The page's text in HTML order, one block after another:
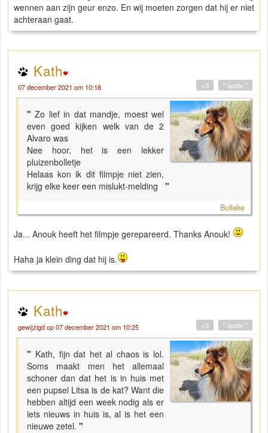
wennen aan zijn geur enzo. En wij moeten zorgen dat hij er niet
achteraan gaat.
Kath
07 december 2021 om 10:18 " quote "
+0
"Zo lief in dat mandje, moest wel
even goed kijken welk van de 2
Alvaro was
Nee hoor, het is een lekker
pluizenbolletje
Helaas kon ik dit filmpje niet zien,
krijg elke keer een mislukt-melding
"
Bulleke
Ja... Anouk heeft het filmpje gerepareerd. Thanks Anouk!
Haha ja klein ding dat hij is.
Kath
gewijzigd op 07 december 2021 om 10:25 " quote "
+0
" Kath, fijn dat het al chaos is lol.
Soms maakt men het allemaal
schoner dan dat het is in huis met
een pupsel Litsa is de kat? Want die
hebben altijd een week nodig als er
iets nieuws in huis is, al is het een
nieuwe zetel. "